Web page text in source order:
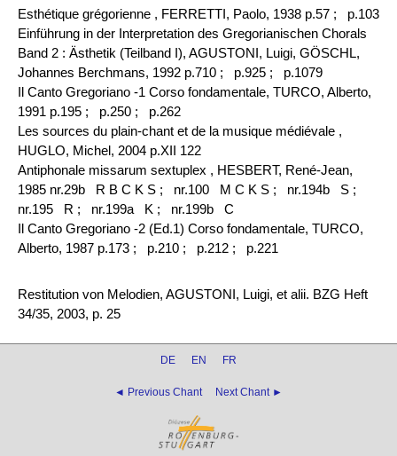
Esthétique grégorienne , FERRETTI, Paolo, 1938 p.57 ;
p.103
Einführung in der Interpretation des Gregorianischen Chorals
Band 2 : Ästhetik (Teilband I), AGUSTONI, Luigi, GÖSCHL,
Johannes Berchmans, 1992 p.710 ;
p.925 ;
p.1079
Il Canto Gregoriano -1 Corso fondamentale, TURCO, Alberto,
1991 p.195 ;
p.250 ;
p.262
Les sources du plain-chant et de la musique médiévale ,
HUGLO, Michel, 2004 p.XII 122
Antiphonale missarum sextuplex , HESBERT, René-Jean,
1985 nr.29b R B C K S ;
nr.100 M C K S ;
nr.194b S ;
nr.195 R ;
nr.199a K ;
nr.199b C
Il Canto Gregoriano -2 (Ed.1) Corso fondamentale, TURCO,
Alberto, 1987 p.173 ;
p.210 ; p.212 ; p.221
Restitution von Melodien, AGUSTONI, Luigi, et alii. BZG Heft
34/35, 2003, p. 25
DE EN FR
◄ Previous Chant Next Chant ►